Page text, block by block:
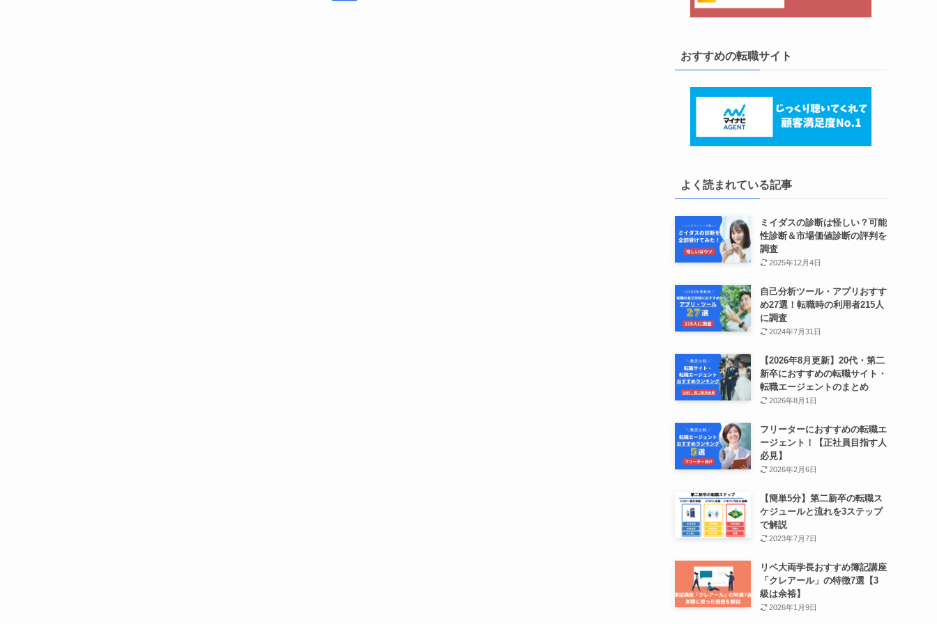
おすすめの転職サイト
よく読まれている記事
ミイダスの診断は怪しい？可能
性診断＆市場価値診断の評判を
調査
2025年12月4日
自己分析ツール・アプリおすす
め27選！転職時の利用者215人
に調査
2024年7月31日
【2026年8月更新】20代・第二
新卒におすすめの転職サイト・
転職エージェントのまとめ
2026年8月1日
フリーターにおすすめの転職エ
ージェント！【正社員目指す人
必見】
2026年2月6日
【簡単5分】第二新卒の転職ス
ケジュールと流れを3ステップ
で解説
2023年7月7日
リベ大両学長おすすめ簿記講座
「クレアール」の特徴7選【3
級は余裕】
2026年1月9日